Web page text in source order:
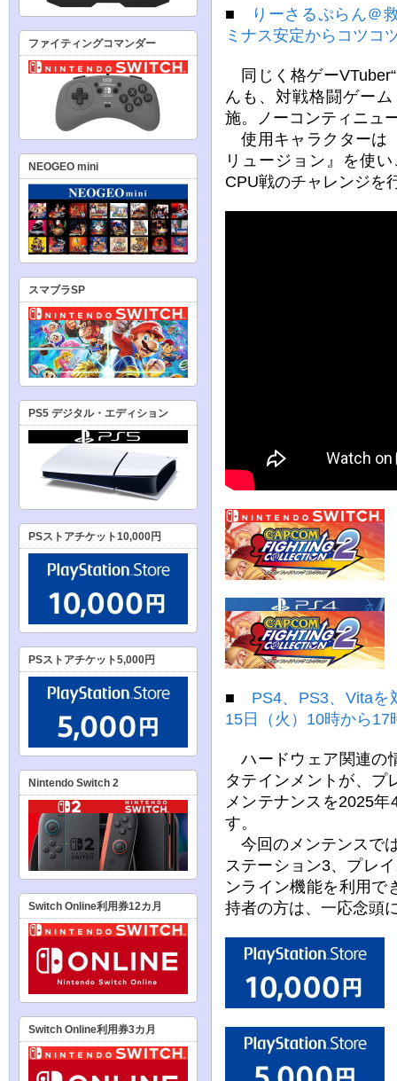
■
りーさるぷらん＠
ミナス安定からコツコ
同じく格ゲー
んも、対戦格闘ゲー
施。ノーコンティニュ
使用キャラクターは
リュージョン』を使
CPU戦のチャレンジを
■ PS4、PS3、Vitaを
15日（火）10時から17
ハードウェア関連の
タテインメントが、プ
メンテナンスを2025
す。
今回のメンテンスで
ステーション3、プレ
ンライン機能を利用で
持者の方は、一応念頭
ファイティングコマンダー
NEOGEO mini
スマブラSP
PS5 デジタル・エディション
PSストアチケット10,000円
PSストアチケット5,000円
Nintendo Switch 2
Switch Online利用券12カ月
Switch Online利用券3カ月